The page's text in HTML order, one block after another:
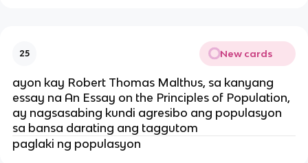
25 New cards
ayon kay Robert Thomas Malthus, sa kanyang
essay na An Essay on the Principles of Population,
ay nagsasabing kundi agresibo ang populasyon
sa bansa darating ang taggutom
paglaki ng populasyon